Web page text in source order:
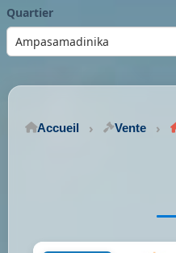
Quartier
Accueil Vente